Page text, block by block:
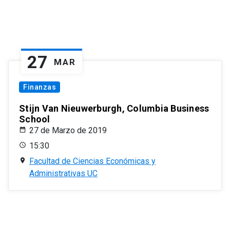
27 MAR
Finanzas
Stijn Van Nieuwerburgh, Columbia Business
School
27 de Marzo de 2019
15:30
Facultad de Ciencias Económicas y
Administrativas UC